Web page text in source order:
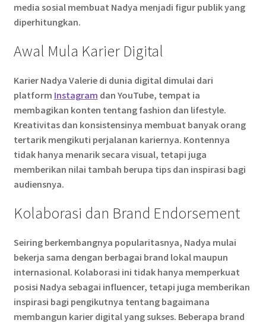
media sosial membuat Nadya menjadi figur publik yang
diperhitungkan.
Awal Mula Karier Digital
Karier Nadya Valerie di dunia digital dimulai dari
platform Instagram dan YouTube, tempat ia
membagikan konten tentang fashion dan lifestyle.
Kreativitas dan konsistensinya membuat banyak orang
tertarik mengikuti perjalanan kariernya. Kontennya
tidak hanya menarik secara visual, tetapi juga
memberikan nilai tambah berupa tips dan inspirasi bagi
audiensnya.
Kolaborasi dan Brand Endorsement
Seiring berkembangnya popularitasnya, Nadya mulai
bekerja sama dengan berbagai brand lokal maupun
internasional. Kolaborasi ini tidak hanya memperkuat
posisi Nadya sebagai influencer, tetapi juga memberikan
inspirasi bagi pengikutnya tentang bagaimana
membangun karier digital yang sukses. Beberapa brand